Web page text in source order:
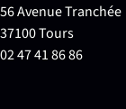
56 Avenue Tranchée
37100 Tours
02 47 41 86 86